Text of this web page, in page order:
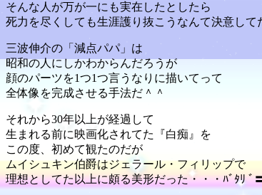
そんな人が万が一にも実在したとしたら
死力を尽くしても生涯護り抜こうなんて決意して
三波伸介の「減点パパ」は
昭和の人にしかわからんだろうが
顔のパーツを1つ1つ言うなりに描いてって
全体像を完成させる手法だ＾＾
それから30年以上が経過して
生まれる前に映画化されてた『白痴』を
この度、初めて観たのだが
ムイシュキン伯爵はジェラール・フィリップで
理想としてた以上に頗る美形だった・・・ﾊﾞﾀﾘ ﾞ